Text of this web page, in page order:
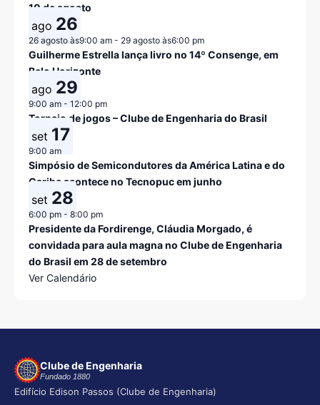
10 de agosto
ago 26
26 agosto às9:00 am - 29 agosto às6:00 pm
Guilherme Estrella lança livro no 14º Consenge, em
Belo Horizonte
ago 29
9:00 am - 12:00 pm
Torneio de jogos – Clube de Engenharia do Brasil
set 17
9:00 am
Simpósio de Semicondutores da América Latina e do
Caribe acontece no Tecnopuc em junho
set 28
6:00 pm - 8:00 pm
Presidente da Fordirenge, Cláudia Morgado, é
convidada para aula magna no Clube de Engenharia
do Brasil em 28 de setembro
Ver Calendário
Clube de Engenharia
Fundado 1880
Edifício Edison Passos (Clube de Engenharia)